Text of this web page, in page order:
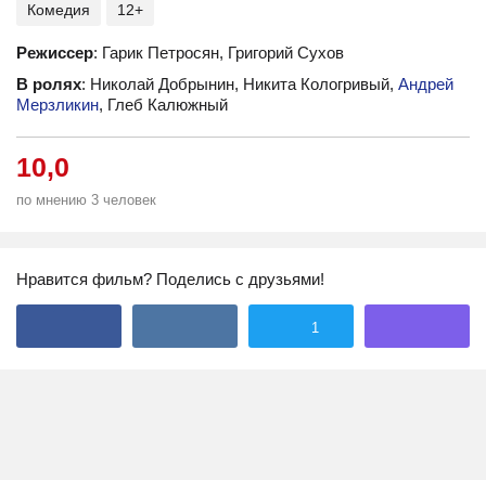
Комедия 12+
Режиссер: Гарик Петросян, Григорий Сухов
В ролях: Николай Добрынин, Никита Кологривый, Андрей
Мерзликин, Глеб Калюжный
10,0
по мнению 3 человек
Нравится фильм? Поделись с друзьями!
1